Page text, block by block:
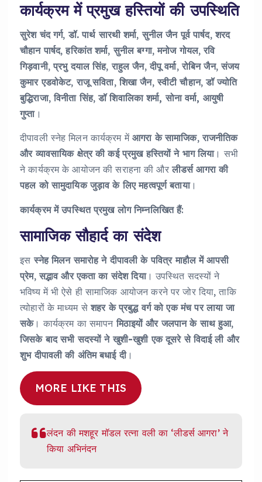
कार्यक्रम में प्रमुख हस्तियों की उपस्थिति
सुरेश चंद गर्ग,डॉ. पार्थ सारथी शर्मा,सुनील जैन पूर्व पार्षद,शरद
चौहान पार्षद,हरिकांत शर्मा,सुनील बग्गा,मनोज गोयल,रवि
गिड़वानी,प्रभु दयाल सिंह,राहुल जैन,दीपू वर्मा,रोबिन जैन,संजय
कुमार एडवोकेट,राजू सविता,शिखा जैन,स्वीटी चौहान,डॉ ज्योति
बुद्धिराजा,विनीता सिंह,डॉ शिवालिका शर्मा, सोना वर्मा, आयुषी
गुप्ता।
दीपावली स्नेह मिलन कार्यक्रम मेंआगरा के सामाजिक,राजनीतिक
और व्यावसायिक क्षेत्र की कई प्रमुख हस्तियों ने भाग लिया। सभी
ने कार्यक्रम के आयोजन की सराहना की औरलीडर्स आगरा की
पहल को सामुदायिक जुड़ाव के लिए महत्वपूर्ण बताया।
कार्यक्रम में उपस्थित प्रमुख लोग निम्नलिखित हैं:
सामाजिक सौहार्द का संदेश
इसस्नेह मिलन समारोह ने दीपावली के पवित्र माहौल में आपसी
प्रेम,सद्भाव और एकता का संदेश दिया। उपस्थित सदस्यों ने
भविष्य में भी ऐसे ही सामाजिक आयोजन करने पर जोर दिया, ताकि
त्योहारों के माध्यम सेशहर के प्रबुद्ध वर्ग को एक मंच पर लाया जा
सके। कार्यक्रम का समापनमिठाइयों और जलपान के साथ हुआ,
जिसके बाद सभी सदस्यों ने खुशी-खुशी एक दूसरे से विदाई ली और
शुभ दीपावली की अंतिम बधाई दी।
MORE LIKE THIS
लंदन की मशहूर मॉडल रत्ना वली का ‘लीडर्स आगरा’ ने
किया अभिनंदन